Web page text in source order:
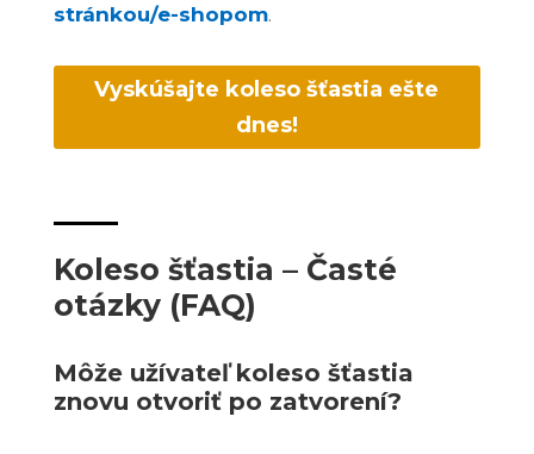
stránkou/e-shopom.
Vyskúšajte koleso šťastia ešte
dnes!
Koleso šťastia – Časté
otázky (FAQ)
Môže užívateľ koleso šťastia
znovu otvoriť po zatvorení?